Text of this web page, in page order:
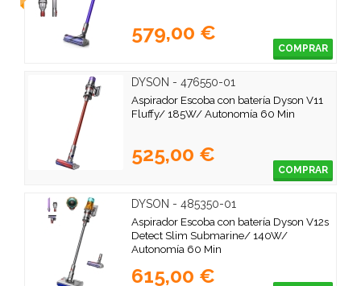
579,00 €
COMPRAR
DYSON - 476550-01
Aspirador Escoba con batería Dyson V11
Fluffy/ 185W/ Autonomía 60 Min
525,00 €
COMPRAR
DYSON - 485350-01
Aspirador Escoba con batería Dyson V12s
Detect Slim Submarine/ 140W/
Autonomía 60 Min
615,00 €